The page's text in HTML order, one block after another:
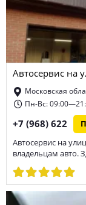
Автосервис на
Московская
Пн-Вс:
+7 (968) 622
Автосервис на
владельцам авто.